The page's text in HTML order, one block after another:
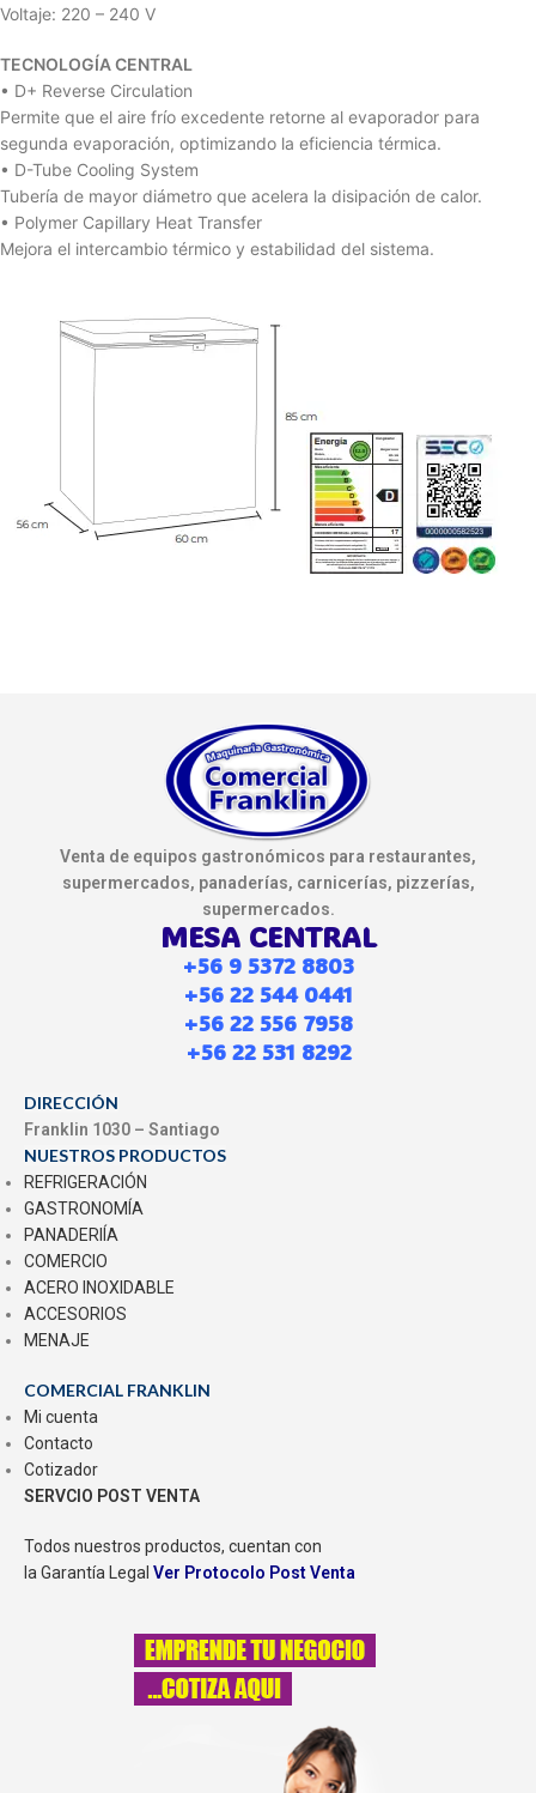
Voltaje: 220 – 240 V
TECNOLOGÍA CENTRAL
• D+ Reverse Circulation
Permite que el aire frío excedente retorne al evaporador para
segunda evaporación, optimizando la eficiencia térmica.
• D-Tube Cooling System
Tubería de mayor diámetro que acelera la disipación de calor.
• Polymer Capillary Heat Transfer
Mejora el intercambio térmico y estabilidad del sistema.
Venta de equipos gastronómicos para restaurantes,
supermercados, panaderías, carnicerías, pizzerías,
supermercados.
MESA CENTRAL
+56 9 5372 8803
+56 22 544 0441
+56 22 556 7958
+56 22 531 8292
DIRECCIÓN
Franklin 1030 – Santiago
NUESTROS PRODUCTOS
REFRIGERACIÓN
GASTRONOMÍA
PANADERIÍA
COMERCIO
ACERO INOXIDABLE
ACCESORIOS
MENAJE
COMERCIAL FRANKLIN
Mi cuenta
Contacto
Cotizador
SERVCIO POST VENTA
Todos nuestros productos, cuentan con
la Garantía Legal Ver Protocolo Post Venta